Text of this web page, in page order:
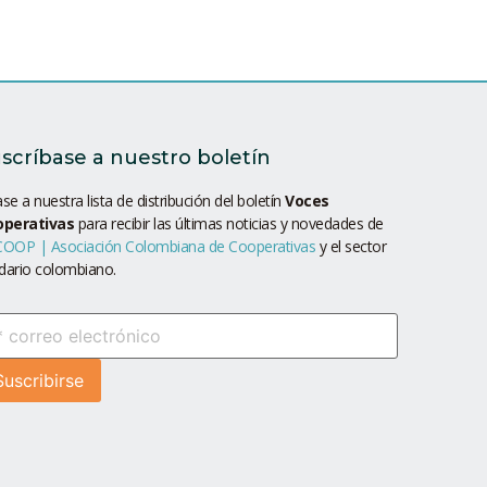
a nuestro boletín
a nuestra lista de distribución del boletín Voces
para recibir las últimas noticias y novedades de
| Asociación Colombiana de Cooperativas y el sector
colombiano.